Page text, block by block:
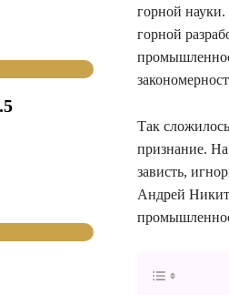
горной науки.
горной
Так
признание.
зависть,
Андрей